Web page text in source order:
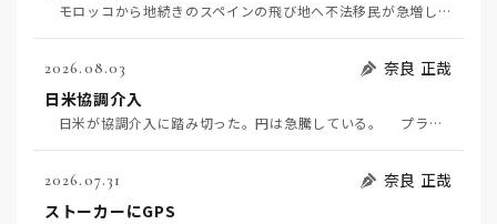
モロッコから地続きのスペインの飛び地へ不法移民が急増していて、当地の大問題となっている。「海を泳い…
2026.08.03
奈良 正哉
日米協調介入
日米が協調介入に踏み切った。円は急騰している。 プラザ合意以降、協調介入は為替相場の転機になって…
2026.07.31
奈良 正哉
ストーカーにGPS